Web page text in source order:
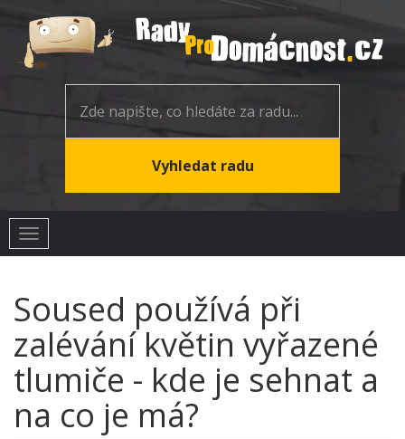
Toggle
navigation
Soused používá při
zalévání květin vyřazené
tlumiče - kde je sehnat a
na co je má?